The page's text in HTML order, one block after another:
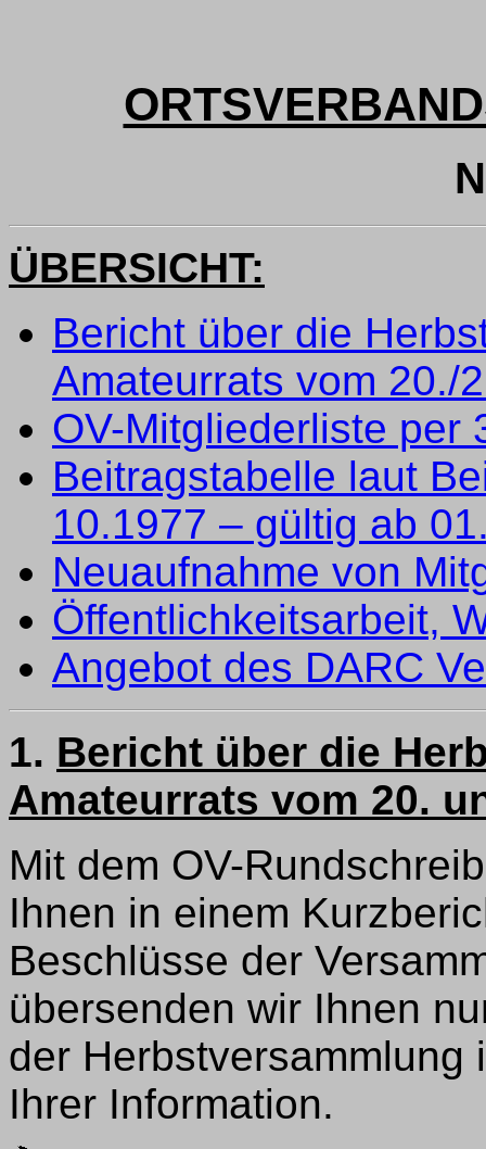
ÜBERSICHT:
Bericht über die
Amateurrats vom 20./
OV-Mitgliederliste per
Beitragstabelle laut
10.1977 – gültig ab
Neuaufnahme von
Öffentlichkeitsarbeit,
Angebot des DARC
1. Bericht über die
Amateurrats vom 20.
Mit dem OV-
Ihnen in einem
Beschlüsse der
übersenden wir Ihnen
der Herbstversammlung
Ihrer Information.